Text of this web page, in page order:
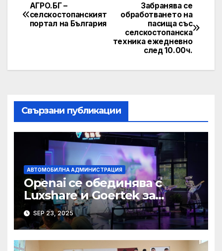
Post
navigation
Забранява се
обработването на
пасища със
селскостопанска
техника ежедневно
след 10.00ч.
АГРО.БГ –
селскостoпанският
портал на България
Свързани публикации
АВТОМОБИЛНА АДМИНИСТРАЦИЯ
Openai се обединява с
Luxshare и Goertek за
разработване на ново AI
устройство · Technode
SEP 23, 2025